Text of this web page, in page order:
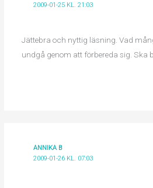
2009-01-25 KL. 21:03
Jättebra och nyttig läsning. Vad
undgå genom att förbereda sig. Ska
ANNIKA B
2009-01-26 KL. 07:03